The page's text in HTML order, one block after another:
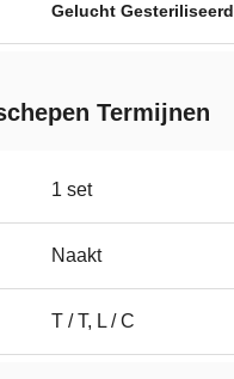
Gelucht
Termijnen
1 set
Naakt
T / T, L / C